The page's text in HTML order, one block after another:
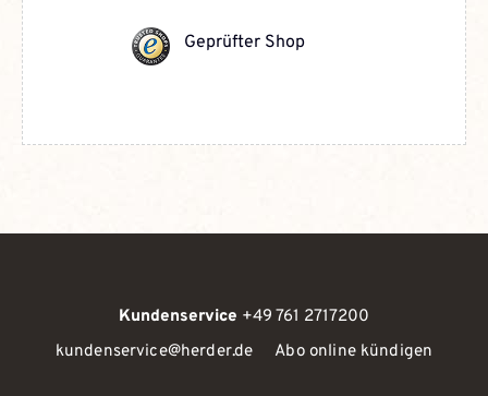
Geprüfter Shop
Kundenservice +49 761 2717200
kundenservice@herder.de
Abo online kündigen